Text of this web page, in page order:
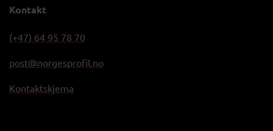
Kontakt
(+47) 64 95 78 70
post@norgesprofil.no
Kontaktskjema